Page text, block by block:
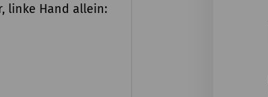
linke Hand allein: